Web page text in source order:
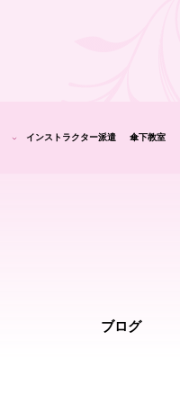
インストラクター派遣 傘下教室
ブログ